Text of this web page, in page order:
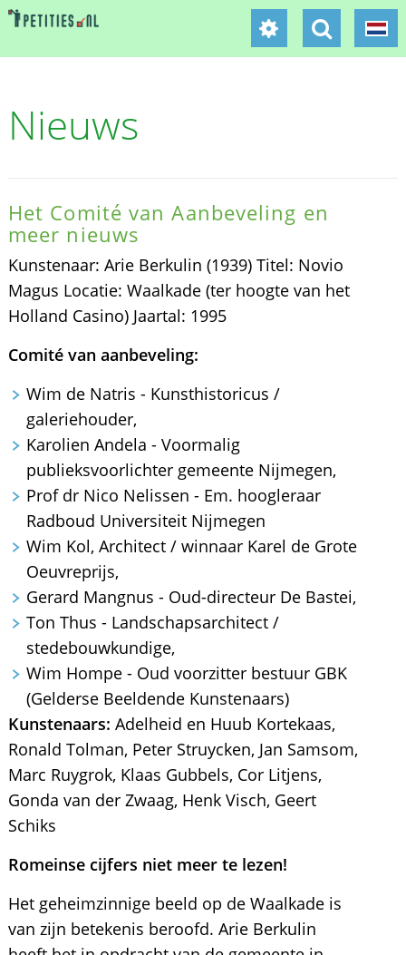
Nieuws
Het Comité van Aanbeveling en
meer nieuws
Kunstenaar: Arie Berkulin (1939) Titel: Novio
Magus Locatie: Waalkade (ter hoogte van het
Holland Casino) Jaartal: 1995
Comité van aanbeveling:
Wim de Natris - Kunsthistoricus /
galeriehouder,
Karolien Andela - Voormalig
publieksvoorlichter gemeente Nijmegen,
Prof dr Nico Nelissen - Em. hoogleraar
Radboud Universiteit Nijmegen
Wim Kol, Architect / winnaar Karel de Grote
Oeuvreprijs,
Gerard Mangnus - Oud-directeur De Bastei,
Ton Thus - Landschapsarchitect /
stedebouwkundige,
Wim Hompe - Oud voorzitter bestuur GBK
(Gelderse Beeldende Kunstenaars)
Kunstenaars: Adelheid en Huub Kortekaas,
Ronald Tolman, Peter Struycken, Jan Samsom,
Marc Ruygrok, Klaas Gubbels, Cor Litjens,
Gonda van der Zwaag, Henk Visch, Geert
Schiks
Romeinse cijfers niet meer te lezen!
Het geheimzinnige beeld op de Waalkade is
van zijn betekenis beroofd. Arie Berkulin